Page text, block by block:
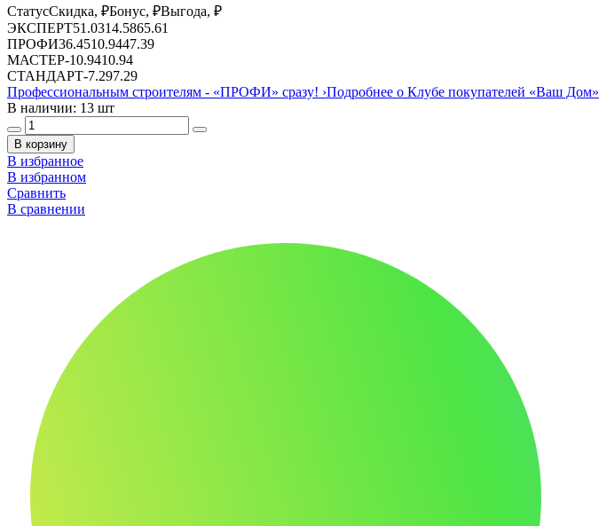
СтатусСкидка, ₽Бонус, ₽Выгода, ₽
ЭКСПЕРТ51.0314.5865.61
ПРОФИ36.4510.9447.39
МАСТЕР-10.9410.94
СТАНДАРТ-7.297.29
Профессиональным строителям - «ПРОФИ» сразу! ›Подробнее о Клубе покупателей «Ваш Дом»
В наличии: 13 шт
В корзину
В избранное
В избранном
Сравнить
В сравнении